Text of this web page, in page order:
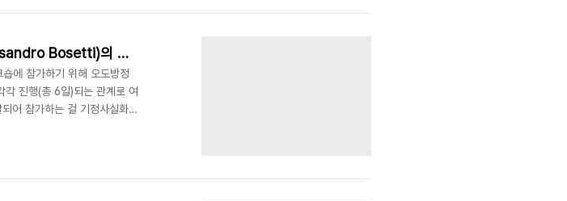
지..
사운드아트 창작 워크샵 후기 - 알레산드로 보세티(Alessandro Bosetti)의 언어유희 -1/2-
에 참가하기 위해 오도방정
진행(총 6일)되는 관계로 여
어 참가하는 걸 기정사실화
에 걸쳐서 진행되는데 그 중
낀바..